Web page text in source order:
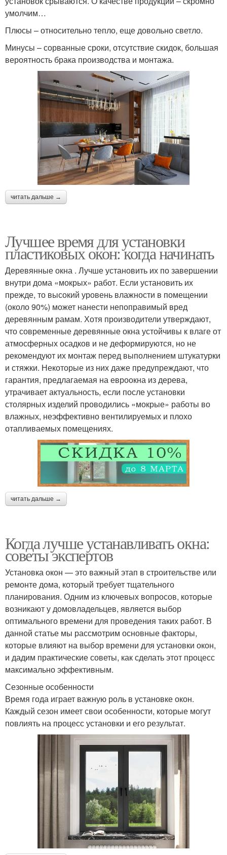
умолчим…
Плюсы – относительно тепло, еще довольно светло.
Минусы – сорванные сроки, отсутствие скидок, большая
вероятность брака производства и монтажа.
читать дальше →
Лучшее время для установки
пластиковых окон: когда начинать
Деревянные окна . Лучше установить их по завершении
внутри дома «мокрых» работ. Если установить их
прежде, то высокий уровень влажности в помещении
(около 90%) может нанести непоправимый вред
деревянным рамам. Хотя производители утверждают,
что современные деревянные окна устойчивы к влаге от
атмосферных осадков и не деформируются, но не
рекомендуют их монтаж перед выполнением штукатурки
и стяжки. Некоторые из них даже предупреждают, что
гарантия, предлагаемая на евроокна из дерева,
утрачивает актуальность, если после установки
столярных изделий проводились «мокрые» работы во
влажных, неэффективно вентилируемых и плохо
отапливаемых помещениях.
читать дальше →
Когда лучше устанавливать окна:
советы экспертов
Установка окон — это важный этап в строительстве или
ремонте дома, который требует тщательного
планирования. Одним из ключевых вопросов, которые
возникают у домовладельцев, является выбор
оптимального времени для проведения таких работ. В
данной статье мы рассмотрим основные факторы,
которые влияют на выбор времени для установки окон,
и дадим практические советы, как сделать этот процесс
максимально эффективным.
Сезонные особенности
Время года играет важную роль в установке окон.
Каждый сезон имеет свои особенности, которые могут
повлиять на процесс установки и его результат.